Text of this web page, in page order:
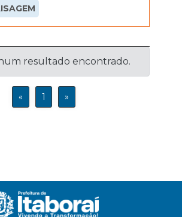
resultado encontrado.
« 1 »